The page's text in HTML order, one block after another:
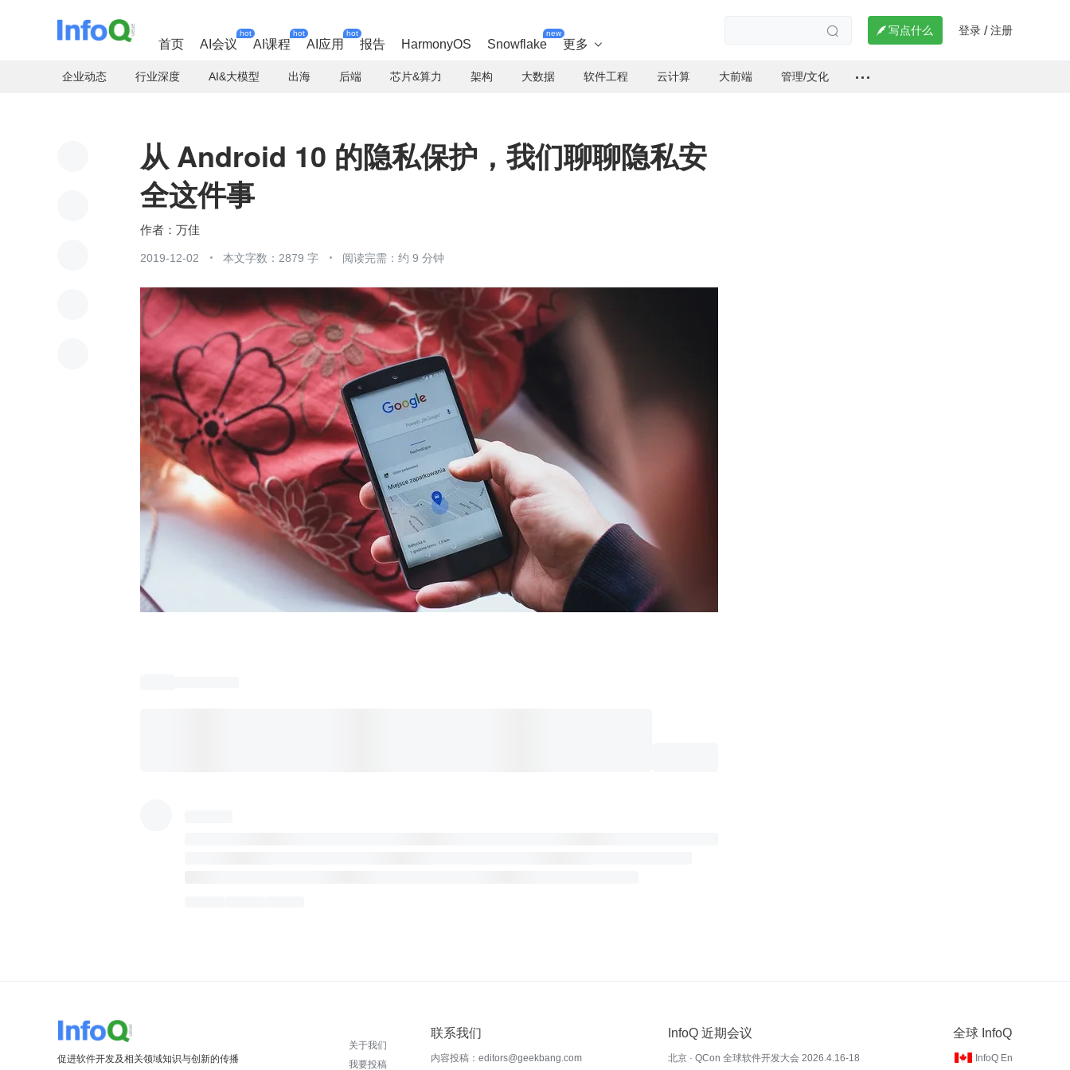
首页 AI会议
hot
AI课程
hot
AI应用
hot
报告 HarmonyOS Snowflake
new
更多 
  写点什么 登录 / 注册
企业动态 行业深度 AI&大模型 出海 后端 芯片&算力 架构 大数据 软件工程 云计算 大前端 管理/文化
从 Android 10 的隐私保护，我们聊聊隐私安
全这件事
万佳
2019-12-02 本文字数：2879 字 阅读完需：约 9 分钟
促进软件开发及相关领域知识与创新的传播
关于我们
我要投稿
联系我们
内容投稿：editors@geekbang.com
InfoQ 近期会议
北京 · QCon 全球软件开发大会 2026.4.16-18
全球 InfoQ
InfoQ En